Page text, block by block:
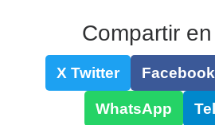
Compartir
X Twitter Facebook
WhatsApp